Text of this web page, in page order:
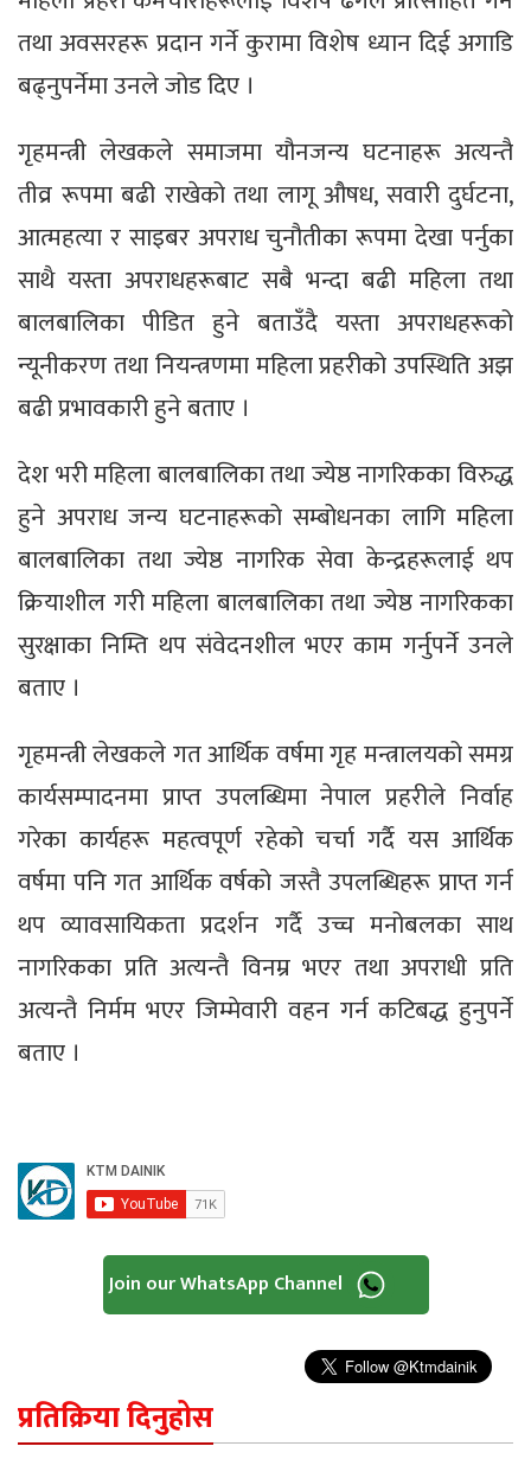
तथा अवसरहरू प्रदान गर्ने कुरामा विशेष ध्यान दिई अगाडि
बढ्नुपर्नेमा उनले जोड दिए ।
गृहमन्त्री लेखकले समाजमा यौनजन्य घटनाहरू अत्यन्तै
तीव्र रूपमा बढी राखेको तथा लागू औषध, सवारी दुर्घटना,
आत्महत्या र साइबर अपराध चुनौतीका रूपमा देखा पर्नुका
साथै यस्ता अपराधहरूबाट सबै भन्दा बढी महिला तथा
बालबालिका पीडित हुने बताउँदै यस्ता अपराधहरूको
न्यूनीकरण तथा नियन्त्रणमा महिला प्रहरीको उपस्थिति अझ
बढी प्रभावकारी हुने बताए ।
देश भरी महिला बालबालिका तथा ज्येष्ठ नागरिकका विरुद्ध
हुने अपराध जन्य घटनाहरूको सम्बोधनका लागि महिला
बालबालिका तथा ज्येष्ठ नागरिक सेवा केन्द्रहरूलाई थप
क्रियाशील गरी महिला बालबालिका तथा ज्येष्ठ नागरिकका
सुरक्षाका निम्ति थप संवेदनशील भएर काम गर्नुपर्ने उनले
बताए ।
गृहमन्त्री लेखकले गत आर्थिक वर्षमा गृह मन्त्रालयको समग्र
कार्यसम्पादनमा प्राप्त उपलब्धिमा नेपाल प्रहरीले निर्वाह
गरेका कार्यहरू महत्वपूर्ण रहेको चर्चा गर्दै यस आर्थिक
वर्षमा पनि गत आर्थिक वर्षको जस्तै उपलब्धिहरू प्राप्त गर्न
थप व्यावसायिकता प्रदर्शन गर्दै उच्च मनोबलका साथ
नागरिकका प्रति अत्यन्तै विनम्र भएर तथा अपराधी प्रति
अत्यन्तै निर्मम भएर जिम्मेवारी वहन गर्न कटिबद्ध हुनुपर्ने
बताए ।
Join our WhatsApp Channel
प्रतिक्रिया दिनुहोस